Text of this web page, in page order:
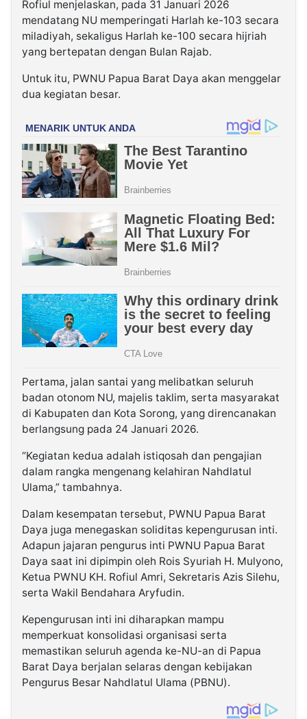
Rofiul menjelaskan, pada 31 Januari 2026
mendatang NU memperingati Harlah ke-103 secara
miladiyah, sekaligus Harlah ke-100 secara hijriah
yang bertepatan dengan Bulan Rajab.
Untuk itu, PWNU Papua Barat Daya akan menggelar
dua kegiatan besar.
Pertama, jalan santai yang melibatkan seluruh
badan otonom NU, majelis taklim, serta masyarakat
di Kabupaten dan Kota Sorong, yang direncanakan
berlangsung pada 24 Januari 2026.
“Kegiatan kedua adalah istiqosah dan pengajian
dalam rangka mengenang kelahiran Nahdlatul
Ulama,” tambahnya.
Dalam kesempatan tersebut, PWNU Papua Barat
Daya juga menegaskan soliditas kepengurusan inti.
Adapun jajaran pengurus inti PWNU Papua Barat
Daya saat ini dipimpin oleh Rois Syuriah H. Mulyono,
Ketua PWNU KH. Rofiul Amri, Sekretaris Azis Silehu,
serta Wakil Bendahara Aryfudin.
Kepengurusan inti ini diharapkan mampu
memperkuat konsolidasi organisasi serta
memastikan seluruh agenda ke-NU-an di Papua
Barat Daya berjalan selaras dengan kebijakan
Pengurus Besar Nahdlatul Ulama (PBNU).